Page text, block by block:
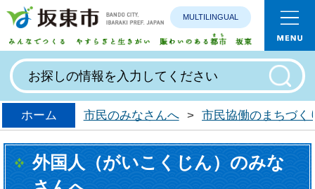
みんなで
MULTILINGUAL
ホーム 市民のみなさんへ > 市民協働のまちづく
外国人（がいこくじん）のみな